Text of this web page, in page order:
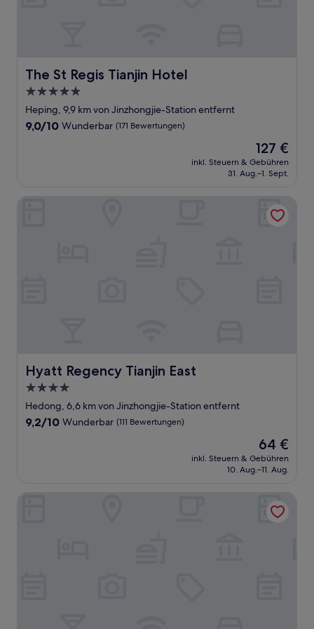
The St Regis Tianjin Hotel
The St Regis Tianjin Hotel
5.0-
Sterne-
Unterkunft
Heping, 9,9 km von Jinzhongjie-Station entfernt
9.0
9,0/10 Wunderbar (171 Bewertungen)
Der
Preis
beträgt
127 €
inkl. Steuern & Gebühren
31. Aug.–1. Sept.
Hyatt Regency Tianjin East
Hyatt Regency Tianjin East
4.0-
Sterne-
Unterkunft
Hedong, 6,6 km von Jinzhongjie-Station entfernt
9.2
9,2/10 Wunderbar (111 Bewertungen)
Der
Preis
beträgt
64 €
inkl. Steuern & Gebühren
10. Aug.–11. Aug.